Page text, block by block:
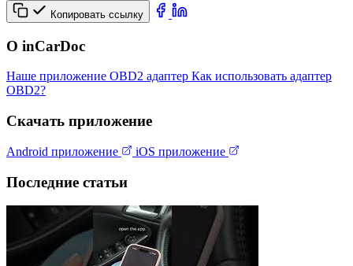
Копировать ссылку
О inCarDoc
Наше приложение OBD2 адаптер Как использовать адаптер
OBD2?
Скачать приложение
Android приложение iOS приложение
Последние статьи